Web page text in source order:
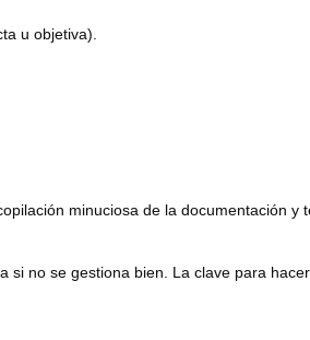
u objetiva).
minuciosa de la documentación y
no se gestiona bien. La clave para